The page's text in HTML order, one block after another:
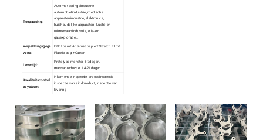
Toepassing:
Automatiseringsindustrie,
automobielindustrie, medische
apparatenindustrie, elektronica,
huishoudelijke apparaten, Lucht- en
ruimtevaartindustrie, olie- en
gasexploratie...
Verpakkingsgege
vens:
EPE foam/ Anti-rust papier/ Stretch Film/
Plastic bag +Carton
Levertijd:
Prototype monster 5-7dagen,
massaproductie: 14-21dagen
Kwaliteitscontrol
esysteem:
Inkomende inspectie, procesinspectie,
inspectie van eindproduct, inspectie van
levering